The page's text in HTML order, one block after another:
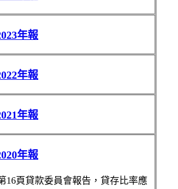
年報
年報
年報
年報
16頁貸款委員會報告，貸存比率應